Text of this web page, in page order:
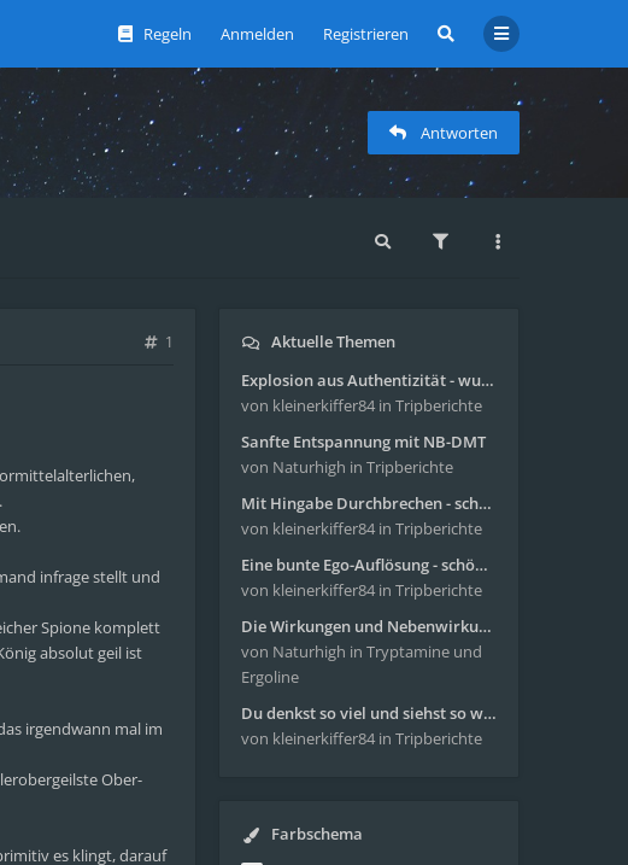
Regeln Anmelden Registrieren
Antworten
1
infrage stellt und
Spione komplett
absolut geil ist
irgendwann mal im
Ober-
es klingt, darauf
Aktuelle Themen
Explosion aus Authentizität - wunderbare Reise mit 4g Pilze
von kleinerkiffer84 in Tripberichte
Sanfte Entspannung mit NB-DMT
von Naturhigh in Tripberichte
Mit Hingabe Durchbrechen - schöne Reise mit 4g Pilze
von kleinerkiffer84 in Tripberichte
Eine bunte Ego-Auflösung - schöne Reise mit 4-AcO-DMT
von kleinerkiffer84 in Tripberichte
Die Wirkungen und Nebenwirkungen von LSD
von Naturhigh in Tryptamine und
Ergoline
Du denkst so viel und siehst so wenig - wunderbare Reise mit 4g Pilze
von kleinerkiffer84 in Tripberichte
Farbschema